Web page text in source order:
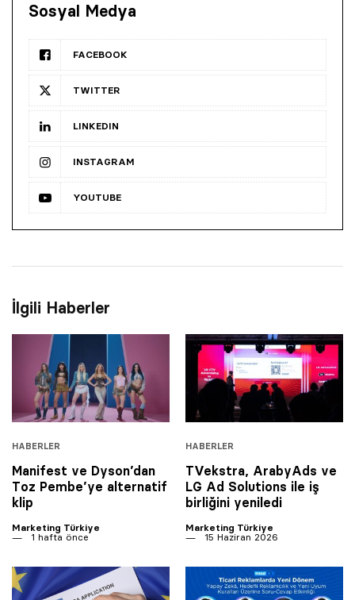
Sosyal Medya
FACEBOOK
TWITTER
LINKEDIN
INSTAGRAM
YOUTUBE
İlgili Haberler
HABERLER
Manifest ve Dyson’dan
Toz Pembe’ye alternatif
klip
Marketing Türkiye
1 hafta önce
HABERLER
TVekstra, ArabyAds ve
LG Ad Solutions ile iş
birliğini yeniledi
Marketing Türkiye
15 Haziran 2026